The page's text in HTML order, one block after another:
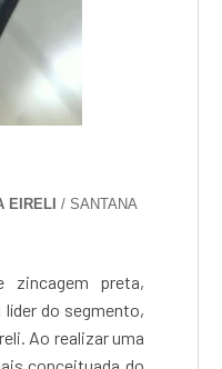
EIRELI/ SANTANA
zincagem preta,
do segmento,
Ao realizar uma